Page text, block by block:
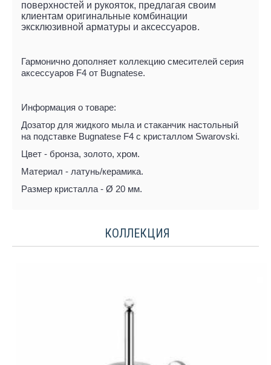
поверхностей и рукояток, предлагая своим
клиентам оригинальные комбинации
эксклюзивной арматуры и аксессуаров.
Гармонично дополняет коллекцию смесителей серия
аксессуаров F4 от Bugnatese.
Информация о товаре:
Дозатор для жидкого мыла и стаканчик настольный
на подставке Bugnatese F4 с кристаллом Swarovski.
Цвет - бронза, золото, хром.
Материал - латунь/керамика.
Размер кристалла - Ø 20 мм.
КОЛЛЕКЦИЯ